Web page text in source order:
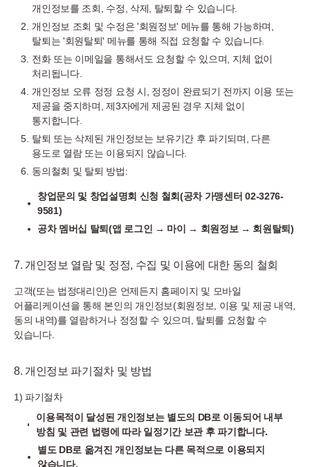
개인정보를 조회, 수정, 삭제, 탈퇴할 수 있습니다.
개인정보 조회 및 수정은 '회원정보' 메뉴를 통해 가능하며,
탈퇴는 '회원탈퇴' 메뉴를 통해 직접 요청할 수 있습니다.
전화 또는 이메일을 통해서도 요청할 수 있으며, 지체 없이
처리됩니다.
개인정보 오류 정정 요청 시, 정정이 완료되기 전까지 이용 또는
제공을 중지하며, 제3자에게 제공된 경우 지체 없이
통지합니다.
탈퇴 또는 삭제된 개인정보는 보유기간 후 파기되며, 다른
용도로 열람 또는 이용되지 않습니다.
동의철회 및 탈퇴 방법:
창업문의 및 창업설명회 신청 철회(공차 가맹센터 02-3276-
9581)
공차 멤버십 탈퇴(앱 로그인 → 마이 → 회원정보 → 회원탈퇴)
7. 개인정보 열람 및 정정, 수집 및 이용에 대한 동의 철회
고객(또는 법정대리인)은 언제든지 홈페이지 및 모바일
어플리케이션을 통해 본인의 개인정보(회원정보, 이용 및 제공 내역,
동의 내역)를 열람하거나 정정할 수 있으며, 탈퇴를 요청할 수
있습니다.
8. 개인정보 파기절차 및 방법
1) 파기절차
이용목적이 달성된 개인정보는 별도의 DB로 이동되어 내부
방침 및 관련 법령에 따라 일정기간 보관 후 파기합니다.
별도 DB로 옮겨진 개인정보는 다른 목적으로 이용되지
않습니다.